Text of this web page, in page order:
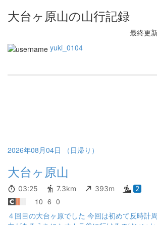
大台ヶ原山の山行記録
最終更
yuki_0104
2026年08月04日 （日帰り）
大台ヶ原山
03:25 7.3km 393m 2
10 6 0
４回目の大台ヶ原でした 今回は初めて反時計